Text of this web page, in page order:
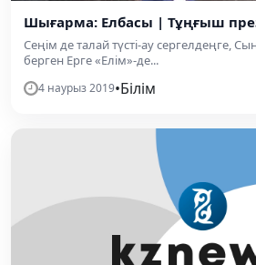
Шығарма: Елбасы | Тұңғыш
Сеңім де талай түсті-ау сергелдеңге,
берген Ерге «Елім»-де...
4 наурыз 2019•Білім